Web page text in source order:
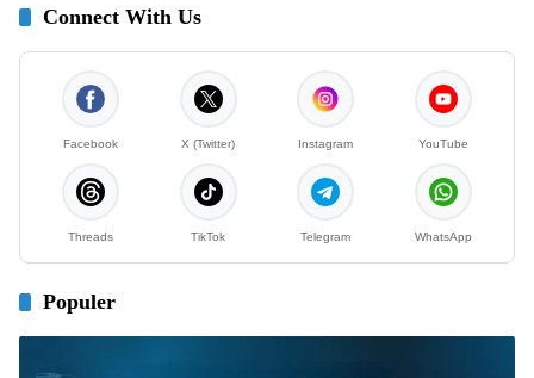
Connect With Us
Facebook X (Twitter) Instagram YouTube
Threads TikTok Telegram WhatsApp
Populer